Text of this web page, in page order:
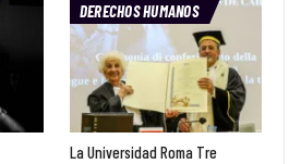
DERECHOS HUMANOS
La Universidad Roma Tre